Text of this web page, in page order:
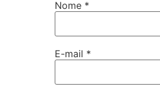
Nome *
E-mail *